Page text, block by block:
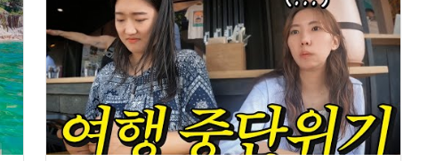
Instagram.
https://www.instagram.com/tripcompany93/?hl=ko 인
스타그램에서 생생한 여행 사진과 영상을 한발짝 더 빨리
만날 수 있습니다! 비하인드 컷도요~ Contact.
cms9304@gmail.com 카메라 - 파나소닉S5M2X, 24-105
렌즈, 16-35렌즈, 고프로12, DJI 미니프로4 마이크 - DJI와
이어리스2(핀마이크), 오디오테크니카 콘덴서마이크 편집
프로그램 - 맥북프로 16인치 2022, 그리고 파이널컷 프로,
모션5(필요하면)